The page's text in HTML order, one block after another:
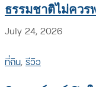
ธรรมชาติไม่ควร
July 24, 2026
ที่กิน, รีวิว